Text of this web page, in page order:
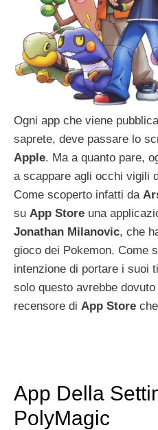
Ogni app che viene
saprete, deve passare lo
Apple. Ma a quanto pare,
a scappare agli occhi vigili
Come scoperto infatti da
su App Store una
Jonathan Milanovic, che
gioco dei Pokemon. Come
intenzione di portare i suoi
solo questo avrebbe
recensore di App Store
App Della
PolyMagic